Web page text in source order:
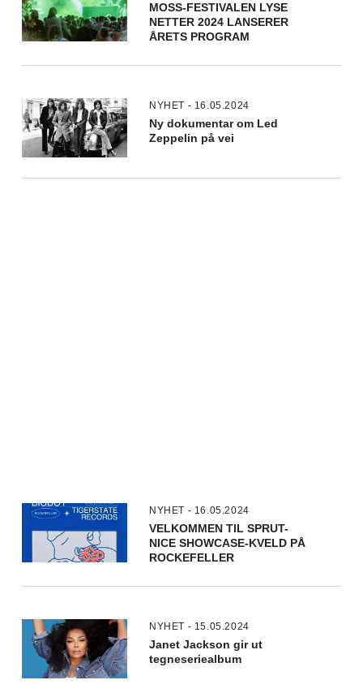
MOSS-FESTIVALEN LYSE
NETTER 2024 LANSERER
ÅRETS PROGRAM
NYHET - 16.05.2024
Ny dokumentar om Led
Zeppelin på vei
NYHET - 16.05.2024
VELKOMMEN TIL SPRUT-
NICE SHOWCASE-KVELD PÅ
ROCKEFELLER
NYHET - 15.05.2024
Janet Jackson gir ut
tegneseriealbum